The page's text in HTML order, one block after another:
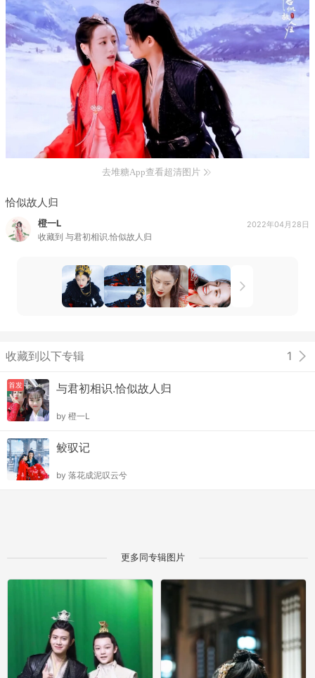
去堆糖App查看超清图片
恰似故人归
橙一L
收藏到 与君初相识.恰似故人归
2022年04月28日
收藏到以下专辑 1
首发 与君初相识.恰似故人归
by 橙一L
鲛驭记
by 落花成泥叹云兮
更多同专辑图片